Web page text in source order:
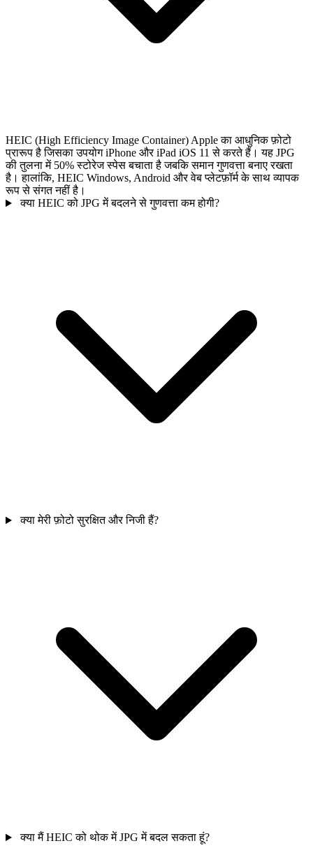
HEIC (High Efficiency Image Container) Apple का आधुनिक फ़ोटो
प्रारूप है जिसका उपयोग iPhone और iPad iOS 11 से करते हैं। यह JPG
की तुलना में 50% स्टोरेज स्पेस बचाता है जबकि समान गुणवत्ता बनाए रखता
है। हालांकि, HEIC Windows, Android और वेब प्लेटफ़ॉर्म के साथ व्यापक
रूप से संगत नहीं है।
क्या HEIC को JPG में बदलने से गुणवत्ता कम होगी?
क्या मेरी फ़ोटो सुरक्षित और निजी हैं?
क्या मैं HEIC को थोक में JPG में बदल सकता हूं?